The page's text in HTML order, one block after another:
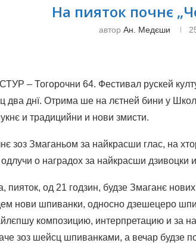
На пияток почнє
автор Ан. Медєши
– Тогорочни 64. Фестивал рускей
два днї. Отрима ше на лєтней бини у
и традицийни и нови змисти.
зоз Змаганьом за найкрасши глас, на
о наградох за найкрасши дзивоцки и
пияток, од 21 годзин, будзе Змаганє
нови шпиванки, односно дзешецеро
композицию, интерпретацию и за
зоз шейсц шпиванками, а вечар будзе